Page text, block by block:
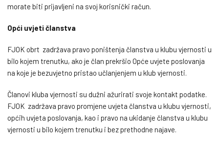
morate biti prijavljeni na svoj korisnički račun.
Opći uvjeti članstva
FJOK obrt zadržava pravo poništenja članstva u klubu vjernosti u
bilo kojem trenutku, ako je član prekršio Opće uvjete poslovanja
na koje je bezuvjetno pristao učlanjenjem u klub vjernosti.
Članovi kluba vjernosti su dužni ažurirati svoje kontakt podatke.
FJOK zadržava pravo promjene uvjeta članstva u klubu vjernosti,
općih uvjeta poslovanja, kao i pravo na ukidanje članstva u klubu
vjernosti u bilo kojem trenutku i bez prethodne najave.